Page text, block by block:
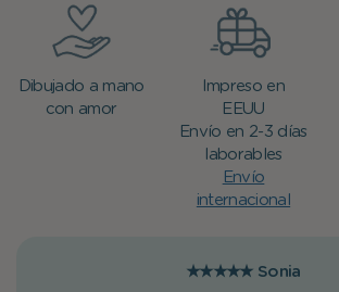
Dibujado a mano
con amor
Impreso en
EEUU
Envío en 2-3 días
laborables
Envío
internacional
★★★★★ Sonia